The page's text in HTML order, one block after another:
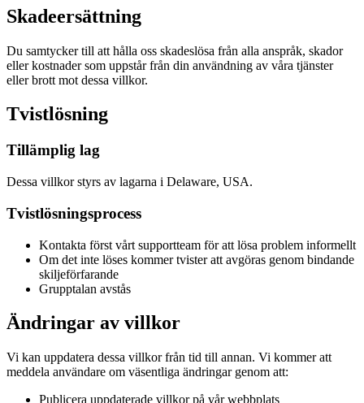
Skadeersättning
Du samtycker till att hålla oss skadeslösa från alla anspråk, skador
eller kostnader som uppstår från din användning av våra tjänster
eller brott mot dessa villkor.
Tvistlösning
Tillämplig lag
Dessa villkor styrs av lagarna i Delaware, USA.
Tvistlösningsprocess
Kontakta först vårt supportteam för att lösa problem informellt
Om det inte löses kommer tvister att avgöras genom bindande
skiljeförfarande
Grupptalan avstås
Ändringar av villkor
Vi kan uppdatera dessa villkor från tid till annan. Vi kommer att
meddela användare om väsentliga ändringar genom att:
Publicera uppdaterade villkor på vår webbplats